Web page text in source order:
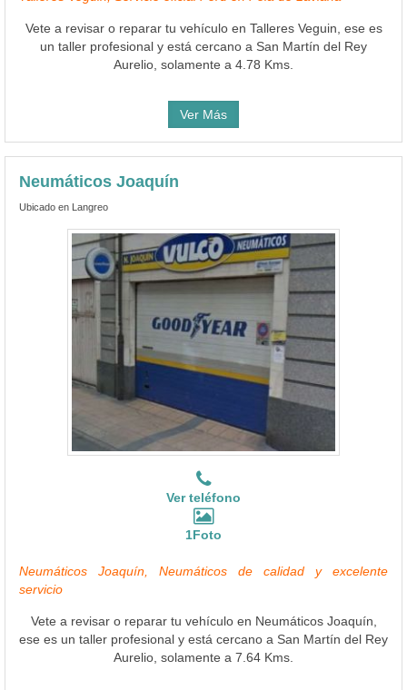
Vete a revisar o reparar tu vehículo en Talleres Veguin, ese es
un taller profesional y está cercano a San Martín del Rey
Aurelio, solamente a 4.78 Kms.
Ver Más
Neumáticos Joaquín
Ubicado en Langreo
Ver teléfono
1Foto
Neumáticos Joaquín, Neumáticos de calidad y excelente
servicio
Vete a revisar o reparar tu vehículo en Neumáticos Joaquín,
ese es un taller profesional y está cercano a San Martín del Rey
Aurelio, solamente a 7.64 Kms.